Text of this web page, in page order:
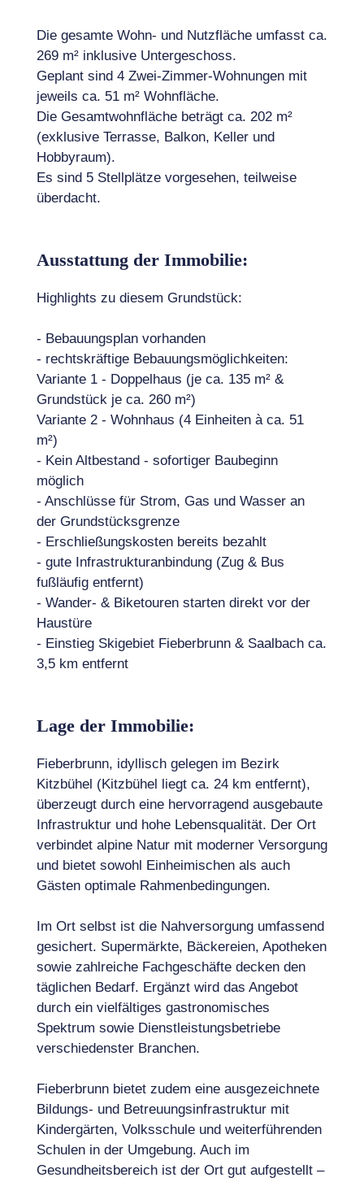
Die gesamte Wohn- und Nutzfläche umfasst ca.
269 m² inklusive Untergeschoss.
Geplant sind 4 Zwei-Zimmer-Wohnungen mit
jeweils ca. 51 m² Wohnfläche.
Die Gesamtwohnfläche beträgt ca. 202 m²
(exklusive Terrasse, Balkon, Keller und
Hobbyraum).
Es sind 5 Stellplätze vorgesehen, teilweise
überdacht.
Ausstattung der Immobilie:
Highlights zu diesem Grundstück:
- Bebauungsplan vorhanden
- rechtskräftige Bebauungsmöglichkeiten:
Variante 1 - Doppelhaus (je ca. 135 m² &
Grundstück je ca. 260 m²)
Variante 2 - Wohnhaus (4 Einheiten à ca. 51
m²)
- Kein Altbestand - sofortiger Baubeginn
möglich
- Anschlüsse für Strom, Gas und Wasser an
der Grundstücksgrenze
- Erschließungskosten bereits bezahlt
- gute Infrastrukturanbindung (Zug & Bus
fußläufig entfernt)
- Wander- & Biketouren starten direkt vor der
Haustüre
- Einstieg Skigebiet Fieberbrunn & Saalbach ca.
3,5 km entfernt
Lage der Immobilie:
Fieberbrunn, idyllisch gelegen im Bezirk
Kitzbühel (Kitzbühel liegt ca. 24 km entfernt),
überzeugt durch eine hervorragend ausgebaute
Infrastruktur und hohe Lebensqualität. Der Ort
verbindet alpine Natur mit moderner Versorgung
und bietet sowohl Einheimischen als auch
Gästen optimale Rahmenbedingungen.
Im Ort selbst ist die Nahversorgung umfassend
gesichert. Supermärkte, Bäckereien, Apotheken
sowie zahlreiche Fachgeschäfte decken den
täglichen Bedarf. Ergänzt wird das Angebot
durch ein vielfältiges gastronomisches
Spektrum sowie Dienstleistungsbetriebe
verschiedenster Branchen.
Fieberbrunn bietet zudem eine ausgezeichnete
Bildungs- und Betreuungsinfrastruktur mit
Kindergärten, Volksschule und weiterführenden
Schulen in der Umgebung. Auch im
Gesundheitsbereich ist der Ort gut aufgestellt –